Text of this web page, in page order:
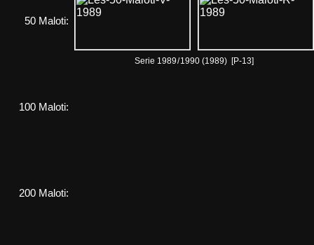
50 Maloti:
Serie 1989/1990 (1989) [P-13]
100 Maloti:
200 Maloti: